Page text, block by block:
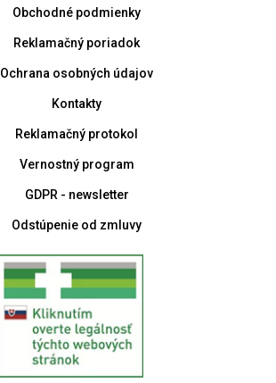
Obchodné podmienky
Reklamačný poriadok
Ochrana osobných údajov
Kontakty
Reklamačný protokol
Vernostný program
GDPR - newsletter
Odstúpenie od zmluvy